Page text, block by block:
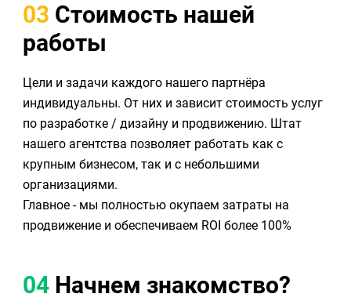
03 Стоимость нашей
работы
Цели и задачи каждого нашего партнёра
индивидуальны. От них и зависит стоимость услуг
по разработке / дизайну и продвижению. Штат
нашего агентства позволяет работать как с
крупным бизнесом, так и с небольшими
организациями.
Главное - мы полностью окупаем затраты на
продвижение и обеспечиваем ROI более 100%
04 Начнем знакомство?